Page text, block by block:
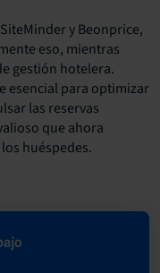
y Beonprice,
eso, mientras
gestión hotelera.
esencial para optimizar
las reservas
que ahora
huéspedes.